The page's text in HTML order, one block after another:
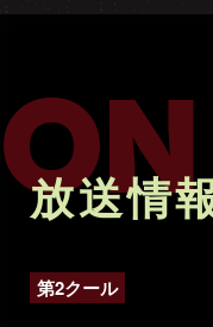
放送情
第2クール